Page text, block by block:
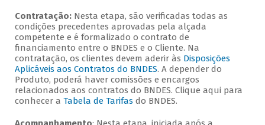
Contratação: Nesta etapa, são verificadas todas as
condições precedentes aprovadas pela alçada
competente e é formalizado o contrato de
financiamento entre o BNDES e o Cliente. Na
contratação, os clientes devem aderir às Disposições
Aplicáveis aos Contratos do BNDES. A depender do
Produto, poderá haver comissões e encargos
relacionados aos contratos do BNDES. Clique aqui para
conhecer a Tabela de Tarifas do BNDES.